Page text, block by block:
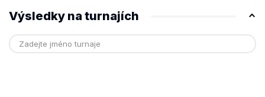
Výsledky na turnajích